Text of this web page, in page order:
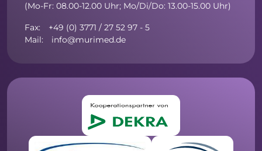
(Mo-Fr: 08.00-12.00 Uhr; Mo/Di/Do: 13.00-15.00 Uhr)
Fax: +49 (0) 3771 / 27 52 97 - 5
Mail: info@murimed.de